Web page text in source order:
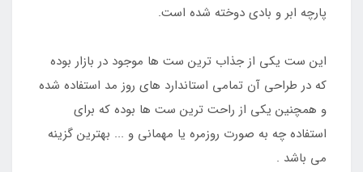
پارچه ابر و بادی دوخته شده است.
این ست یکی از جذاب ترین ست ها موجود در بازار بوده
که در طراحی آن تمامی استاندارد های روز مد استفاده شده
و همچنین یکی از راحت ترین ست ها بوده که برای
استفاده چه به صورت روزمره یا مهمانی و ... بهترین گزینه
می باشد .